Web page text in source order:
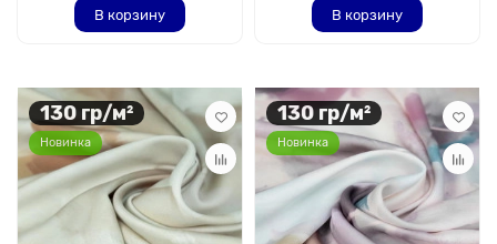
В корзину В корзину
130 гр/м²
Новинка
130 гр/м²
Новинка